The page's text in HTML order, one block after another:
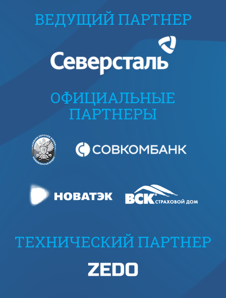
ВЕДУЩИЙ ПАРТНЕР
ОФИЦИАЛЬНЫЕ
ПАРТНЕРЫ
ТЕХНИЧЕСКИЙ ПАРТНЕР